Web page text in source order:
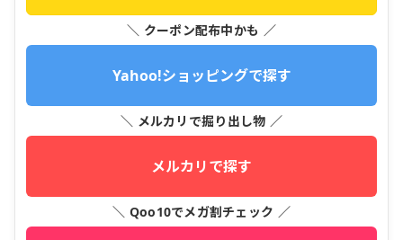
＼ クーポン配布中かも ／
Yahoo!ショッピングで探す
＼ メルカリで掘り出し物 ／
メルカリで探す
＼ Qoo10でメガ割チェック ／